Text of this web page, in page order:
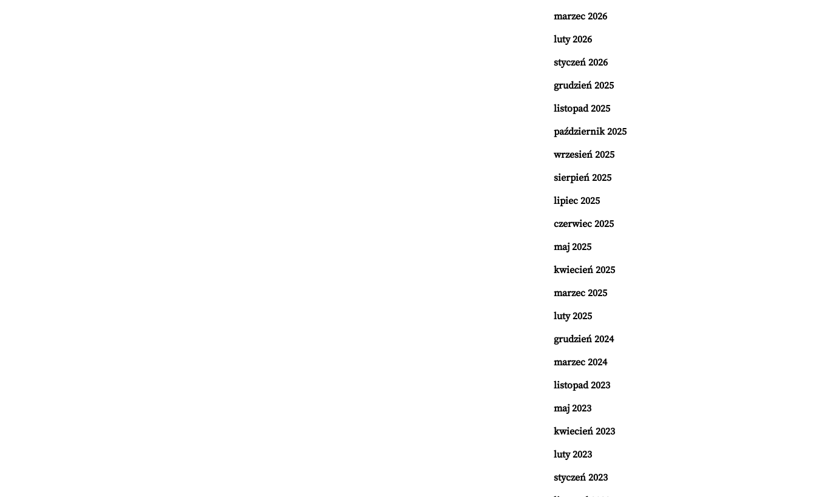
marzec 2026
luty 2026
styczeń 2026
grudzień 2025
listopad 2025
październik 2025
wrzesień 2025
sierpień 2025
lipiec 2025
czerwiec 2025
maj 2025
kwiecień 2025
marzec 2025
luty 2025
grudzień 2024
marzec 2024
listopad 2023
maj 2023
kwiecień 2023
luty 2023
styczeń 2023